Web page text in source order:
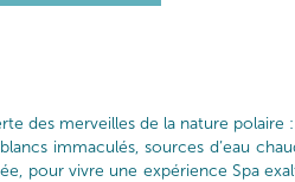
des merveilles de la nature polaire :
immaculés, sources d’eau
pour vivre une expérience Spa